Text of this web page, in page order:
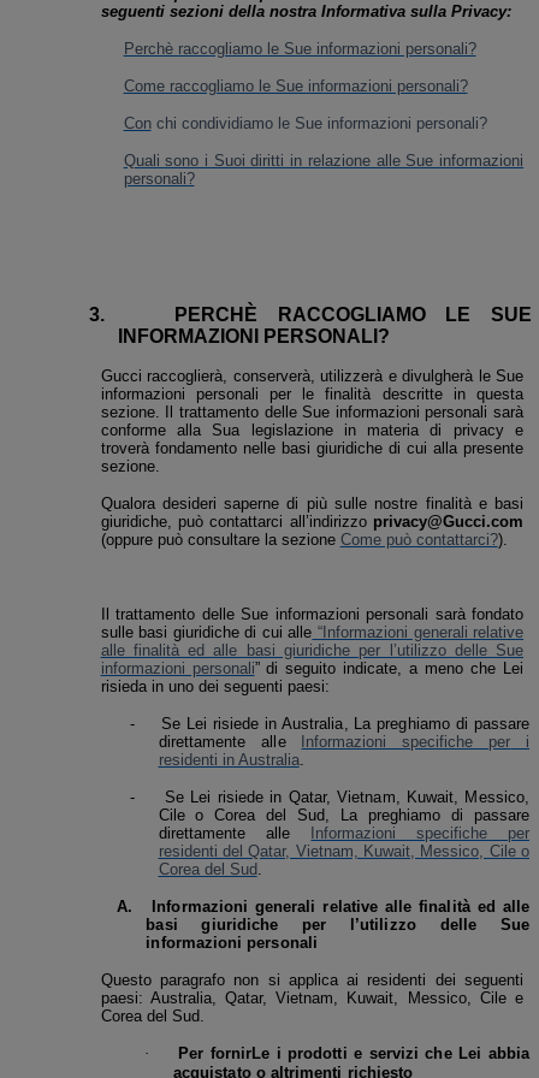
seguenti sezioni della nostra Informativa sulla Privacy:
Perchè raccogliamo le Sue informazioni personali?
Come raccogliamo le Sue informazioni personali?
Conchi condividiamo le Sue informazioni personali?
Quali sono i Suoi diritti in relazione alle Sue informazioni
personali?
3.
PERCHÈ RACCOGLIAMO LE SUE
INFORMAZIONI PERSONALI?
Gucci raccoglierà, conserverà, utilizzerà e divulgherà le Sue
informazioni personali per le finalità descritte in questa
sezione. Il trattamento delle Sue informazioni personali sarà
conforme alla Sua legislazione in materia di privacy e
troverà fondamento nelle basi giuridiche di cui alla presente
sezione.
Qualora desideri saperne di più sulle nostre finalità e basi
giuridiche, può contattarci all’indirizzo privacy@Gucci.com
(oppure può consultare la sezione Come può contattarci?).
Il trattamento delle Sue informazioni personali sarà fondato
sulle basi giuridiche di cui alle “Informazioni generali relative
alle finalità ed alle basi giuridiche per l’utilizzo delle Sue
informazioni personali” di seguito indicate, a meno che Lei
risieda in uno dei seguenti paesi:
-
Se Lei risiede in Australia, La preghiamo di passare
direttamente alle
Informazioni specifiche per i
residenti in Australia.
-
Se Lei risiede in Qatar, Vietnam, Kuwait, Messico,
Cile o Corea del Sud, La preghiamo di passare
direttamente alle
Informazioni specifiche per
residenti del Qatar, Vietnam, Kuwait, Messico, Cile o
Corea del Sud.
A.
Informazioni generali relative alle finalità ed alle
basi giuridiche per l’utilizzo delle Sue
informazioni personali
Questo paragrafo non si applica ai residenti dei seguenti
paesi: Australia, Qatar, Vietnam, Kuwait, Messico, Cile e
Corea del Sud.
·
Per fornirLe i prodotti e servizi che Lei abbia
acquistato o altrimenti richiesto